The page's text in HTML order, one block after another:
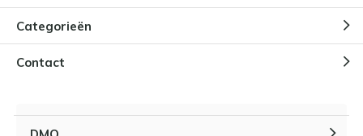
Categorieën
Contact